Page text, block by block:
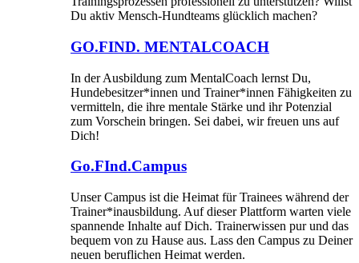
Du aktiv Mensch-Hundteams glücklich machen?
GO.FIND. MENTALCOACH
In der Ausbildung zum MentalCoach lernst Du,
Hundebesitzer*innen und Trainer*innen Fähigkeiten zu
vermitteln, die ihre mentale Stärke und ihr Potenzial
zum Vorschein bringen. Sei dabei, wir freuen uns auf
Dich!
Go.FInd.Campus
Unser Campus ist die Heimat für Trainees während der
Trainer*inausbildung. Auf dieser Plattform warten viele
spannende Inhalte auf Dich. Trainerwissen pur und das
bequem von zu Hause aus. Lass den Campus zu Deiner
neuen beruflichen Heimat werden.